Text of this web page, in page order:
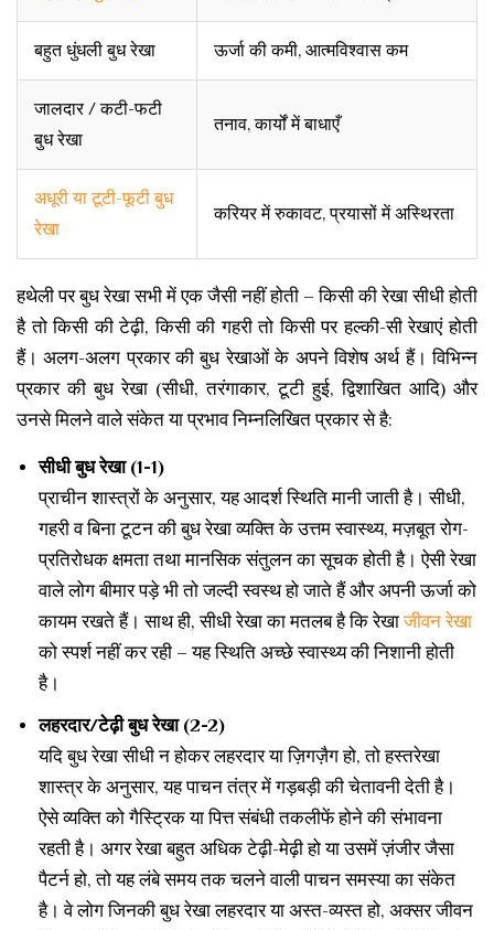
बहुत धुंधली बुध रेखा ऊर्जा की कमी, आत्मविश्वास कम
जालदार / कटी-फटी
बुध रेखा
तनाव, कार्यों में बाधाएँ
अधूरी या टूटी-फूटी बुध
रेखा
करियर में रुकावट, प्रयासों में अस्थिरता
हथेली पर बुध रेखा सभी में एक जैसी नहीं होती – किसी की रेखा सीधी होती
है तो किसी की टेढ़ी, किसी की गहरी तो किसी पर हल्की-सी रेखाएं होती
हैं। अलग-अलग प्रकार की बुध रेखाओं के अपने विशेष अर्थ हैं। विभिन्न
प्रकार की बुध रेखा (सीधी, तरंगाकार, टूटी हुई, द्विशाखित आदि) और
उनसे मिलने वाले संकेत या प्रभाव निम्नलिखित प्रकार से है:
सीधी बुध रेखा (1-1)
प्राचीन शास्त्रों के अनुसार, यह आदर्श स्थिति मानी जाती है। सीधी,
गहरी व बिना टूटन की बुध रेखा व्यक्ति के उत्तम स्वास्थ्य, मज़बूत रोग-
प्रतिरोधक क्षमता तथा मानसिक संतुलन का सूचक होती है। ऐसी रेखा
वाले लोग बीमार पड़े भी तो जल्दी स्वस्थ हो जाते हैं और अपनी ऊर्जा को
कायम रखते हैं। साथ ही, सीधी रेखा का मतलब है कि रेखाजीवन रेखा
को स्पर्श नहीं कर रही – यह स्थिति अच्छे स्वास्थ्य की निशानी होती
है।
लहरदार/टेढ़ी बुध रेखा (2-2)
यदि बुध रेखा सीधी न होकर लहरदार या ज़िगज़ैग हो, तो हस्तरेखा
शास्त्र के अनुसार, यह पाचन तंत्र में गड़बड़ी की चेतावनी देती है।
ऐसे व्यक्ति को गैस्ट्रिक या पित्त संबंधी तकलीफें होने की संभावना
रहती है। अगर रेखा बहुत अधिक टेढ़ी-मेढ़ी हो या उसमें ज़ंजीर जैसा
पैटर्न हो, तो यह लंबे समय तक चलने वाली पाचन समस्या का संकेत
है। वे लोग जिनकी बुध रेखा लहरदार या अस्त-व्यस्त हो, अक्सर जीवन